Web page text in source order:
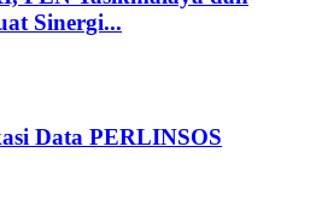
Sinergi...
Data PERLINSOS